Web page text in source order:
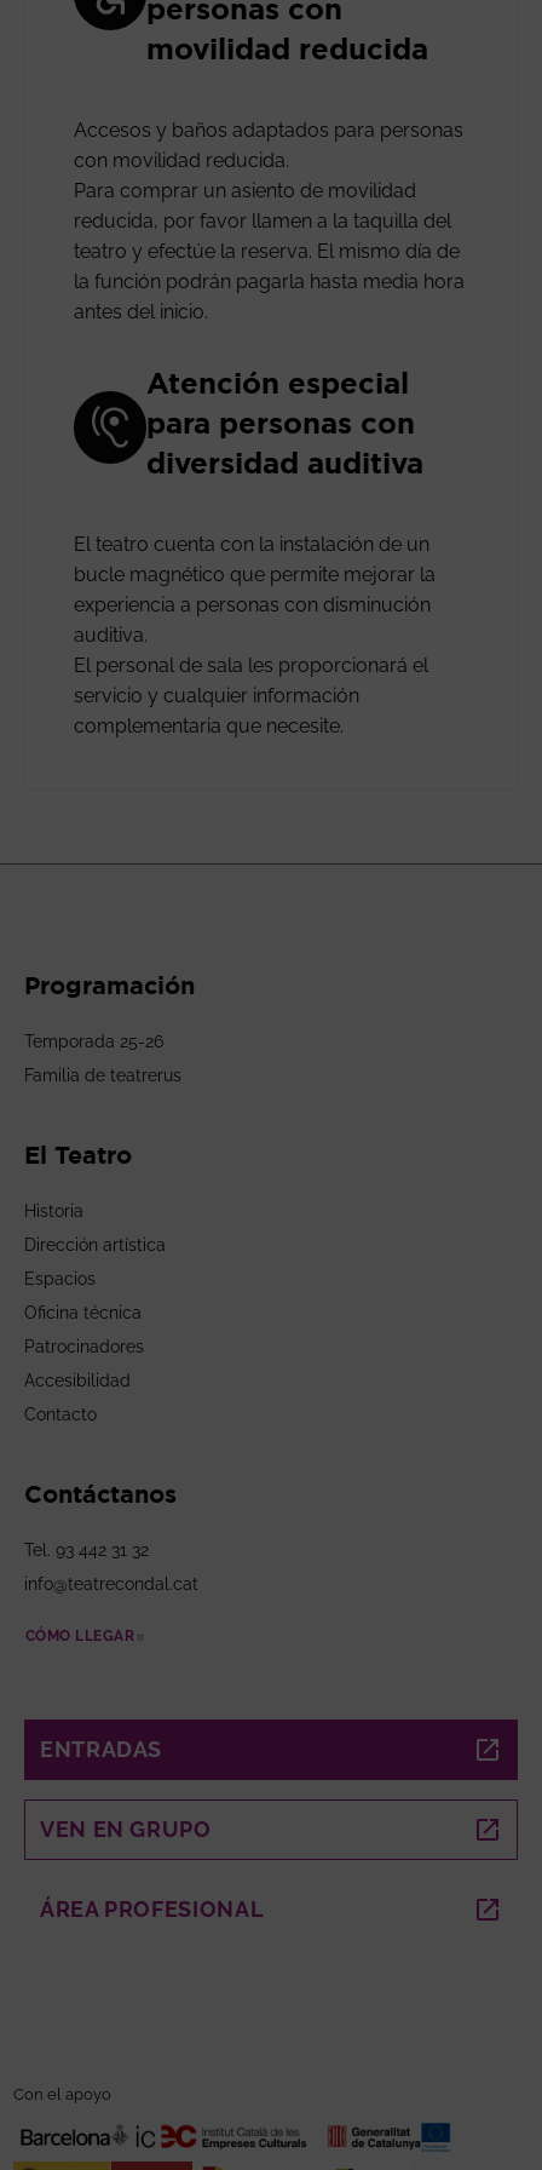
personas con
movilidad reducida
Accesos y baños adaptados para personas
con movilidad reducida.
Para comprar un asiento de movilidad
reducida, por favor llamen a la taquilla del
teatro y efectúe la reserva. El mismo día de
la función podrán pagarla hasta media hora
antes del inicio.
Atención especial
para personas con
diversidad auditiva
El teatro cuenta con la instalación de un
bucle magnético que permite mejorar la
experiencia a personas con disminución
auditiva.
El personal de sala les proporcionará el
servicio y cualquier información
complementaria que necesite.
Programación
Temporada 25-26
Familia de teatrerus
El Teatro
Historia
Dirección artística
Espacios
Oficina técnica
Patrocinadores
Accesibilidad
Contacto
Contáctanos
Tel. 93 442 31 32
info@teatrecondal.cat
CÓMO LLEGAR
ENTRADAS
VEN EN GRUPO
ÁREA PROFESIONAL ABRE EN NUEVA VENTANA
Con el apoyo